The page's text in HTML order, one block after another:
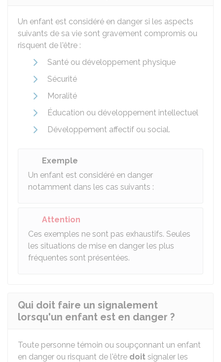
Un enfant est considéré en danger si les aspects
suivants de sa vie sont gravement compromis ou
risquent de l'être :
Santé ou développement physique
Sécurité
Moralité
Éducation ou développement intellectuel
Développement affectif ou social.
Exemple
Un enfant est considéré en danger
notamment dans les cas suivants :
Attention
Ces exemples ne sont pas exhaustifs. Seules
les situations de mise en danger les plus
fréquentes sont présentées.
Qui doit faire un signalement
lorsqu'un enfant est en danger ?
Toute personne témoin ou soupçonnant un enfant
en danger ou risquant de l'être doit signaler les